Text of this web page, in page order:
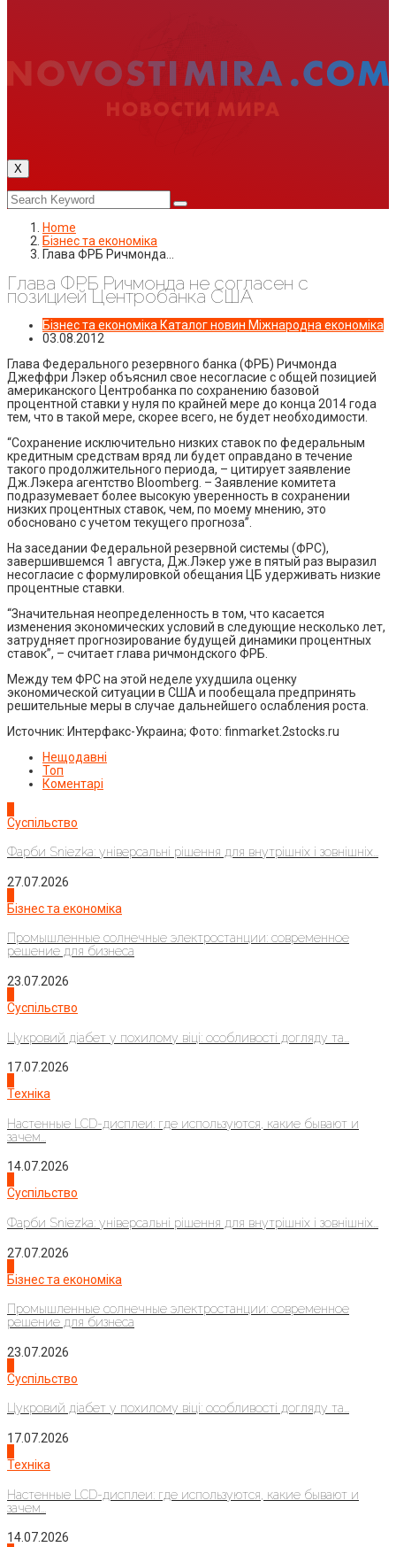
X
Home
Бізнес та економіка
Глава ФРБ Ричмонда…
Глава ФРБ Ричмонда не согласен с
позицией Центробанка США
Бізнес та економіка Каталог новин Міжнародна економіка
03.08.2012
Глава Федерального резервного банка (ФРБ) Ричмонда
Джеффри Лэкер объяснил свое несогласие с общей позицией
американского Центробанка по сохранению базовой
процентной ставки у нуля по крайней мере до конца 2014 года
тем, что в такой мере, скорее всего, не будет необходимости.
“Сохранение исключительно низких ставок по федеральным
кредитным средствам вряд ли будет оправдано в течение
такого продолжительного периода, – цитирует заявление
Дж.Лэкера агентство Bloomberg. – Заявление комитета
подразумевает более высокую уверенность в сохранении
низких процентных ставок, чем, по моему мнению, это
обосновано с учетом текущего прогноза”.
На заседании Федеральной резервной системы (ФРС),
завершившемся 1 августа, Дж.Лэкер уже в пятый раз выразил
несогласие с формулировкой обещания ЦБ удерживать низкие
процентные ставки.
“Значительная неопределенность в том, что касается
изменения экономических условий в следующие несколько лет,
затрудняет прогнозирование будущей динамики процентных
ставок”, – считает глава ричмондского ФРБ.
Между тем ФРС на этой неделе ухудшила оценку
экономической ситуации в США и пообещала предпринять
решительные меры в случае дальнейшего ослабления роста.
Источник: Интерфакс-Украина; Фото: finmarket.2stocks.ru
Нещодавні
Топ
Коментарі
Суспільство
Фарби Sniezka: універсальні рішення для внутрішніх і зовнішніх...
27.07.2026
Бізнес та економіка
Промышленные солнечные электростанции: современное
решение для бизнеса
23.07.2026
Суспільство
Цукровий діабет у похилому віці: особливості догляду та...
17.07.2026
Техніка
Настенные LCD-дисплеи: где используются, какие бывают и
зачем...
14.07.2026
Суспільство
Фарби Sniezka: універсальні рішення для внутрішніх і зовнішніх...
27.07.2026
Бізнес та економіка
Промышленные солнечные электростанции: современное
решение для бизнеса
23.07.2026
Суспільство
Цукровий діабет у похилому віці: особливості догляду та...
17.07.2026
Техніка
Настенные LCD-дисплеи: где используются, какие бывают и
зачем...
14.07.2026